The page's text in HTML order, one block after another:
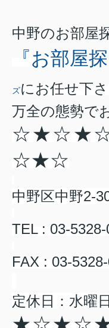
中野のお部屋
『お部屋
ズにお任せ下さ
万全の態勢で
☆★☆
中野区中野2-
TEL : 03-
FAX : 03-
定休日：水曜